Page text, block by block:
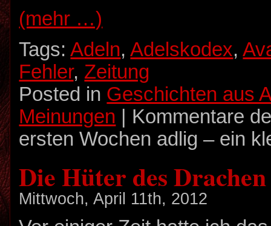
(mehr …)
Tags:Adeln,Adelskodex,
Fehler, Zeitung
Posted in Geschichten aus
Meinungen | Kommentare
ersten Wochen adlig – ein
Die Hüter des Drachen
Mittwoch, April 11th, 2012